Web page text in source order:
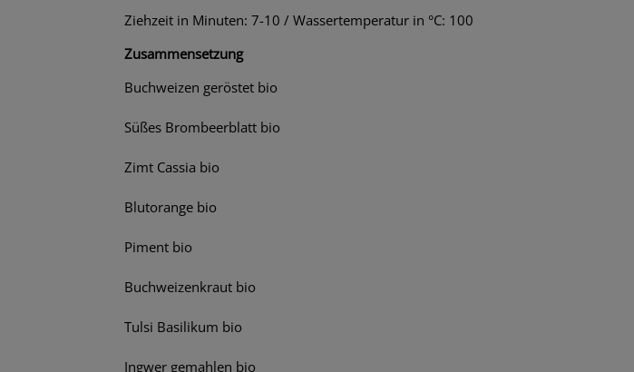
Ziehzeit in Minuten: 7-10 / Wassertemperatur in °C: 100
Zusammensetzung
Buchweizen geröstet bio
Süßes Brombeerblatt bio
Zimt Cassia bio
Blutorange bio
Piment bio
Buchweizenkraut bio
Tulsi Basilikum bio
Ingwer gemahlen bio